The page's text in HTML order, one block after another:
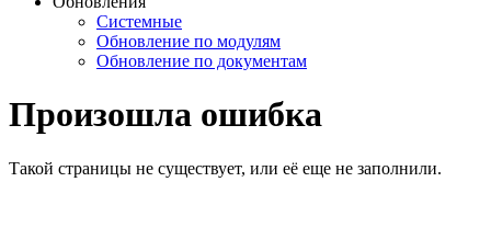
Системные
Обновление по модулям
Обновление по документам
Произошла ошибка
Такой страницы не существует, или её еще не заполнили.